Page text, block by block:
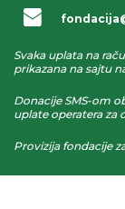
Svaka uplata na
prikazana na sajtu
Donacije SMS-om
uplate operatera za
Provizija fondacije